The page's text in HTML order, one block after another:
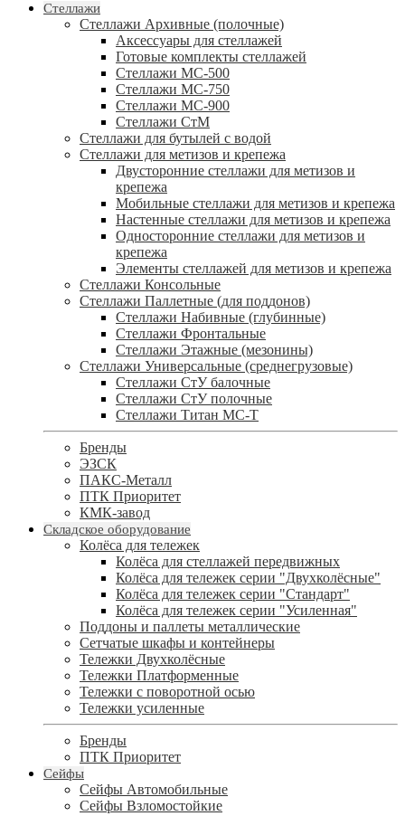
Стеллажи
Стеллажи Архивные (полочные)
Аксессуары для стеллажей
Готовые комплекты стеллажей
Стеллажи МС-500
Стеллажи МС-750
Стеллажи МС-900
Стеллажи СтМ
Стеллажи для бутылей с водой
Стеллажи для метизов и крепежа
Двусторонние стеллажи для метизов и
крепежа
Мобильные стеллажи для метизов и крепежа
Настенные стеллажи для метизов и крепежа
Односторонние стеллажи для метизов и
крепежа
Элементы стеллажей для метизов и крепежа
Стеллажи Консольные
Стеллажи Паллетные (для поддонов)
Стеллажи Набивные (глубинные)
Стеллажи Фронтальные
Стеллажи Этажные (мезонины)
Стеллажи Универсальные (среднегрузовые)
Стеллажи СтУ балочные
Стеллажи СтУ полочные
Стеллажи Титан МС-Т
Бренды
ЭЗСК
ПАКС-Металл
ПТК Приоритет
КМК-завод
Складское оборудование
Колёса для тележек
Колёса для стеллажей передвижных
Колёса для тележек серии "Двухколёсные"
Колёса для тележек серии "Стандарт"
Колёса для тележек серии "Усиленная"
Поддоны и паллеты металлические
Сетчатые шкафы и контейнеры
Тележки Двухколёсные
Тележки Платформенные
Тележки с поворотной осью
Тележки усиленные
Бренды
ПТК Приоритет
Сейфы
Сейфы Автомобильные
Сейфы Взломостойкие